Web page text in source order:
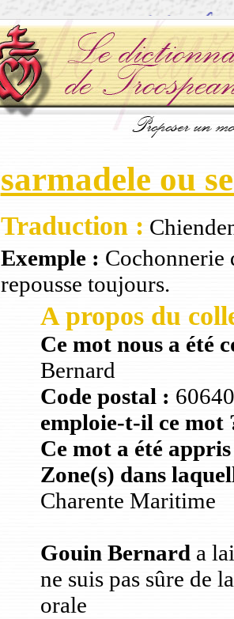
sarmadele ou
Traduction :
Exemple : Cochonnerie
repousse toujours.
A propos du
Ce mot nous a été
Bernard
Code postal :
emploie-t-il ce mot
Ce mot a été
Zone(s) dans
Charente Maritime
Gouin Bernard a
ne suis pas sûre de
orale